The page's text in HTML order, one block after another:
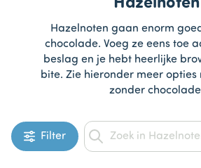
Hazelnoten
Hazelnoten gaan enorm
chocolade. Voeg ze eens toe
beslag en je hebt heerlijke
bite. Zie hieronder meer opties
zonder
Filter